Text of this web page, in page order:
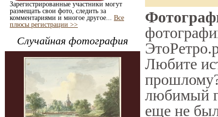
Зарегистрированные участники могут
размещать свои фото, следить за
комментариями и многое другое... Все
плюсы регистрации >>
Случайная фотография
Любите
любимый
еще не